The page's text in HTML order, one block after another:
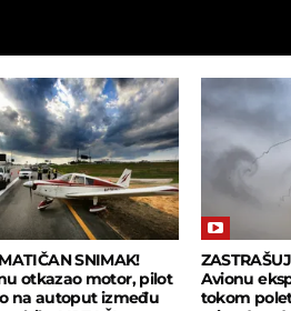
SNIMAK!
otkazao motor, pilot
na autoput između
Avionu
tokom